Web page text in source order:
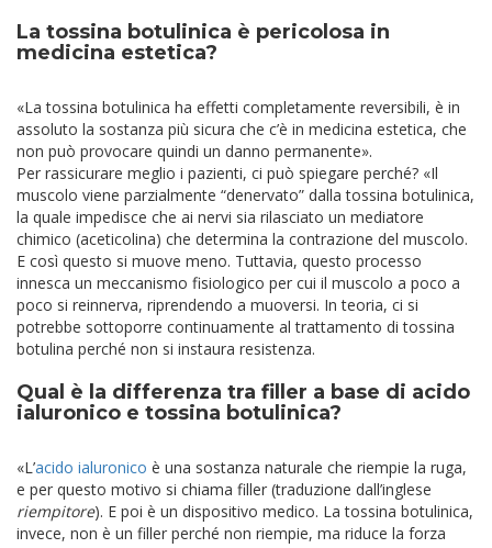
La tossina botulinica è pericolosa in
medicina estetica?
«La tossina botulinica ha effetti completamente reversibili, è in
assoluto la sostanza più sicura che c’è in medicina estetica, che
non può provocare quindi un danno permanente».
Per rassicurare meglio i pazienti, ci può spiegare perché? «Il
muscolo viene parzialmente “denervato” dalla tossina botulinica,
la quale impedisce che ai nervi sia rilasciato un mediatore
chimico (aceticolina) che determina la contrazione del muscolo.
E così questo si muove meno. Tuttavia, questo processo
innesca un meccanismo fisiologico per cui il muscolo a poco a
poco si reinnerva, riprendendo a muoversi. In teoria, ci si
potrebbe sottoporre continuamente al trattamento di tossina
botulina perché non si instaura resistenza.
Qual è la differenza tra filler a base di acido
ialuronico e tossina botulinica?
«L’acido ialuronico è una sostanza naturale che riempie la ruga,
e per questo motivo si chiama filler (traduzione dall’inglese
riempitore). E poi è un dispositivo medico. La tossina botulinica,
invece, non è un filler perché non riempie, ma riduce la forza